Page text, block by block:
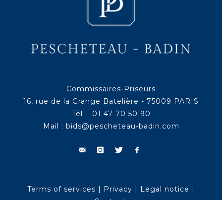
Commissaires-Priseurs
16, rue de la Grange Batelière - 75009 PARIS
Tél : 01 47 70 50 90
Mail : bids@pescheteau-badin.com
Terms of services | Privacy | Legal notice |